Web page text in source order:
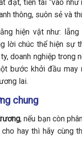
đạt, tiền tài “vào như
thông, suôn sẻ và
hiện vật như:
lời chúc thể hiện sự
doanh nghiệp trong
bước khởi đầu may
lai.
chung
, nếu bạn còn
hay thì hãy cùng